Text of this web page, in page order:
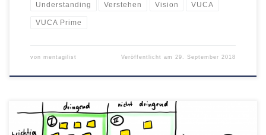
Understanding Verstehen Vision VUCA
VUCA Prime
von mentagilist Veröffentlicht am29. September 2018